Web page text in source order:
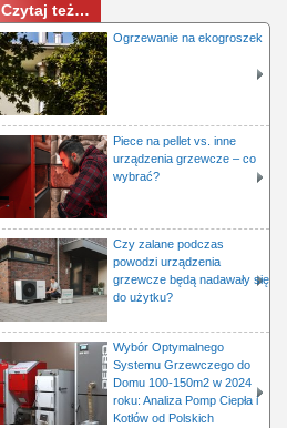
Czytaj też…
Ogrzewanie na ekogroszek
Piece na pellet vs. inne
urządzenia grzewcze – co
wybrać?
Czy zalane podczas
powodzi urządzenia
grzewcze będą nadawały się
do użytku?
Wybór Optymalnego
Systemu Grzewczego do
Domu 100-150m2 w 2024
roku: Analiza Pomp Ciepła i
Kotłów od Polskich